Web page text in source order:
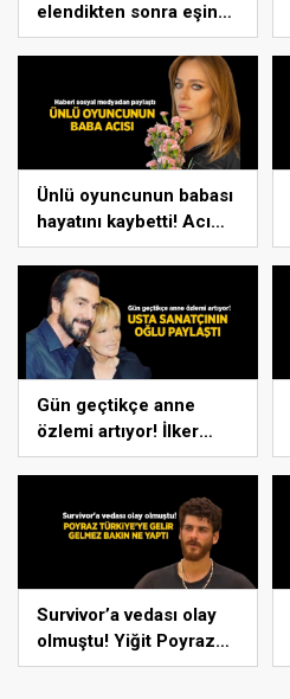
elendikten sonra eşine
kavuştu! Aşk dolu
Instagram’dan paylaştı
Ünlü oyuncunun babası
hayatını kaybetti! Acı
haberi sosyal medyadan
duyurdu
Gün geçtikçe anne
özlemi artıyor! İlker
İnanoğlu’ndan duygu
Survivor’a vedası olay
olmuştu! Yiğit Poyraz
Türkiye’ye döner